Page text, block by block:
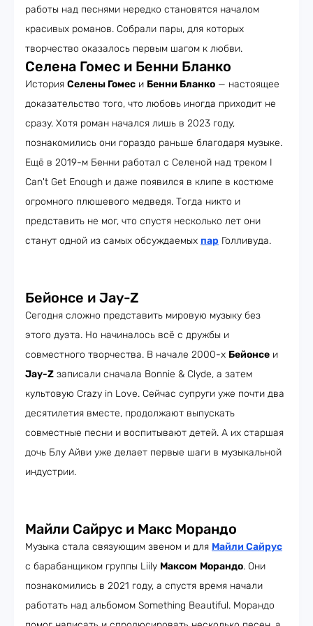
работы над песнями нередко становятся началом
красивых романов. Собрали пары, для которых
творчество оказалось первым шагом к любви.
Селена Гомес и Бенни Бланко
История Селены Гомес и Бенни Бланко — настоящее
доказательство того, что любовь иногда приходит не
сразу. Хотя роман начался лишь в 2023 году,
познакомились они гораздо раньше благодаря музыке.
Ещё в 2019-м Бенни работал с Селеной над треком I
Can't Get Enough и даже появился в клипе в костюме
огромного плюшевого медведя. Тогда никто и
представить не мог, что спустя несколько лет они
станут одной из самых обсуждаемых пар Голливуда.
Бейонсе и Jay-Z
Сегодня сложно представить мировую музыку без
этого дуэта. Но начиналось всё с дружбы и
совместного творчества. В начале 2000-х Бейонсе и
Jay-Z записали сначала Bonnie & Clyde, а затем
культовую Crazy in Love. Сейчас супруги уже почти два
десятилетия вместе, продолжают выпускать
совместные песни и воспитывают детей. А их старшая
дочь Блу Айви уже делает первые шаги в музыкальной
индустрии.
Майли Сайрус и Макс Морандо
Музыка стала связующим звеном и для Майли Сайрус
с барабанщиком группы Liily Максом Морандо. Они
познакомились в 2021 году, а спустя время начали
работать над альбомом Something Beautiful. Морандо